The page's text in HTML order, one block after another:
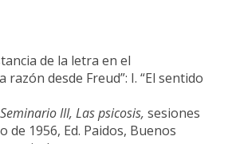
de la letra en el
razón desde Freud”: I. “El sentido
Seminario III, Las psicosis, sesiones
de 1956, Ed. Paidos, Buenos